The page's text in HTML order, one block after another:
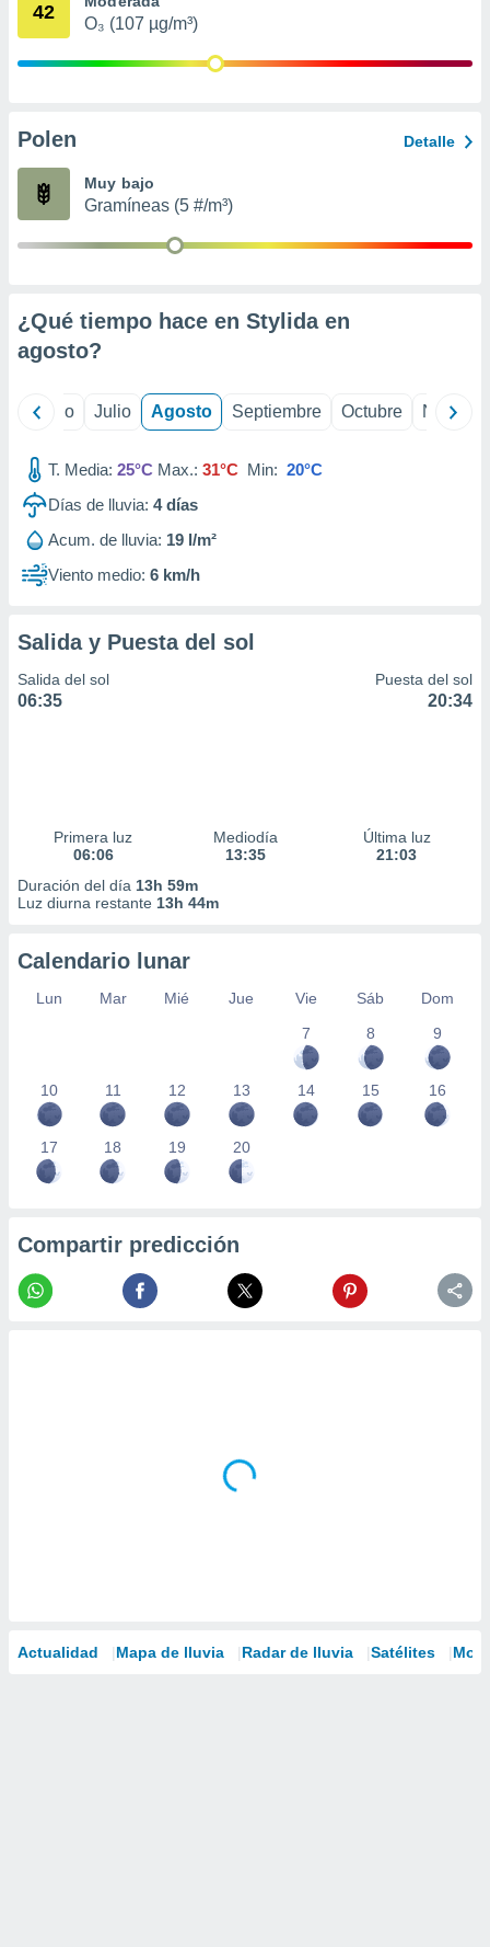
publicidad
de
1199
42
O₃ (107 µg/m³)
Polen Detalle
Muy bajo
Gramíneas (5 #/m³)
¿Qué tiempo hace en Stylida en
agosto?
Junio Julio Agosto Septiembre Octubre
T. Media: 25°C Max.: 31°C Min: 20°C
Días de lluvia: 4días
Acum. de lluvia: 19 l/m²
Viento medio: 6 km/h
Salida y Puesta del sol
Salida del sol
06:35
Puesta del sol
20:34
Primera luz
06:06
Mediodía
13:35
Última luz
21:03
Duración del día 13h 59m
Luz diurna restante 13h 44m
Calendario lunar
Lun Mar Mié Jue Vie Sáb
Dom
7
8 9
10 11 12 13 14 15 16
17 18 19 20
Compartir predicción
Actualidad Mapa de lluvia Radar de lluvia Satélites